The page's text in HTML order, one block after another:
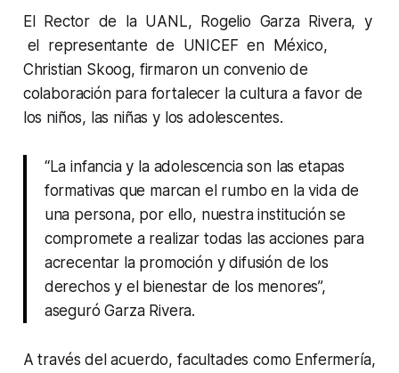
El Rector de la UANL, Rogelio Garza Rivera, y
el representante de UNICEF en México,
Christian Skoog, firmaron un convenio de
colaboración para fortalecer la cultura a favor de
los niños, las niñas y los adolescentes.
“La infancia y la adolescencia son las etapas
formativas que marcan el rumbo en la vida de
una persona, por ello, nuestra institución se
compromete a realizar todas las acciones para
acrecentar la promoción y difusión de los
derechos y el bienestar de los menores”,
aseguró Garza Rivera.
A través del acuerdo, facultades como Enfermería,